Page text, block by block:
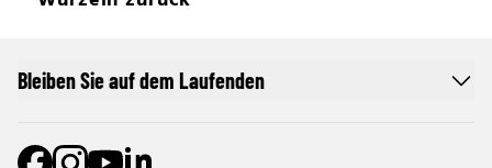
Bleiben Sie auf dem Laufenden